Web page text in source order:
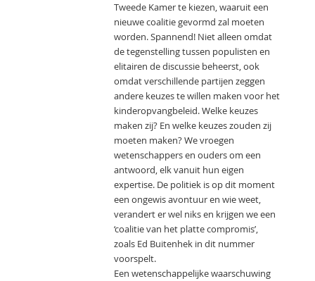
Tweede Kamer te kiezen, waaruit een
nieuwe coalitie gevormd zal moeten
worden. Spannend! Niet alleen omdat
de tegenstelling tussen populisten en
elitairen de discussie beheerst, ook
omdat verschillende partijen zeggen
andere keuzes te willen maken voor het
kinderopvangbeleid. Welke keuzes
maken zij? En welke keuzes zouden zij
moeten maken? We vroegen
wetenschappers en ouders om een
antwoord, elk vanuit hun eigen
expertise. De politiek is op dit moment
een ongewis avontuur en wie weet,
verandert er wel niks en krijgen we een
‘coalitie van het platte compromis’,
zoals Ed Buitenhek in dit nummer
voorspelt.
Een wetenschappelijke waarschuwing